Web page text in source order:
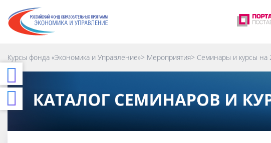
Курсы фонда «Экономика и Управление»> Мероприятия> Семинары и курсы на